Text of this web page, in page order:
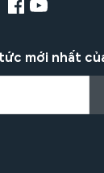
mới nhất